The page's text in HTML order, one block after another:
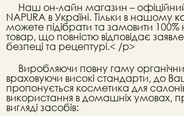
Наш он-лайн магазин –
NAPURA в Україні. Тільки в нашому
можете підібрати та замовити
товар, що повністю відповідає
безпеці та рецептурі.< /p>
Виробляючи повну гаму
враховуючи високі стандарти, до
пропонується косметика для
використання в домашніх умовах,
вигляді засобів: